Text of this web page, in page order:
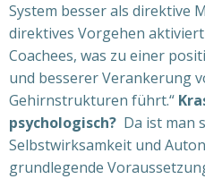
System besser als direktive
direktives Vorgehen aktiviert
Coachees, was zu einer
und besserer Verankerung
Gehirnstrukturen führt.“
psychologisch? Da ist man
Selbstwirksamkeit und
grundlegende